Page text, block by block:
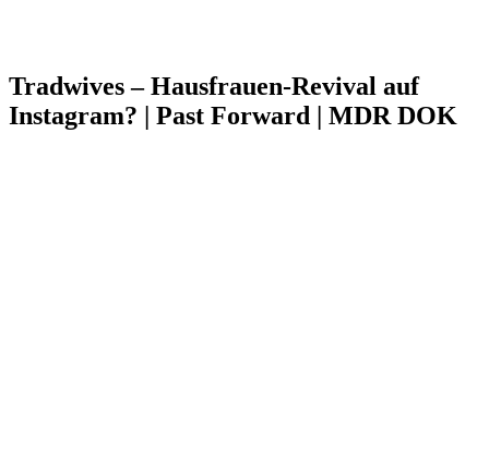
Tradwives – Hausfrauen-Revival auf
Instagram? | Past Forward | MDR DOK